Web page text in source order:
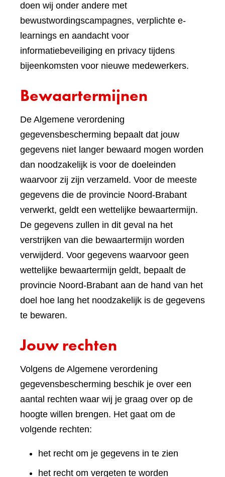
doen wij onder andere met
bewustwordingscampagnes, verplichte e-
learnings en aandacht voor
informatiebeveiliging en privacy tijdens
bijeenkomsten voor nieuwe medewerkers.
Bewaartermijnen
De Algemene verordening
gegevensbescherming bepaalt dat jouw
gegevens niet langer bewaard mogen worden
dan noodzakelijk is voor de doeleinden
waarvoor zij zijn verzameld. Voor de meeste
gegevens die de provincie Noord-Brabant
verwerkt, geldt een wettelijke bewaartermijn.
De gegevens zullen in dit geval na het
verstrijken van die bewaartermijn worden
verwijderd. Voor gegevens waarvoor geen
wettelijke bewaartermijn geldt, bepaalt de
provincie Noord-Brabant aan de hand van het
doel hoe lang het noodzakelijk is de gegevens
te bewaren.
Jouw rechten
Volgens de Algemene verordening
gegevensbescherming beschik je over een
aantal rechten waar wij je graag over op de
hoogte willen brengen. Het gaat om de
volgende rechten:
het recht om je gegevens in te zien
het recht om vergeten te worden